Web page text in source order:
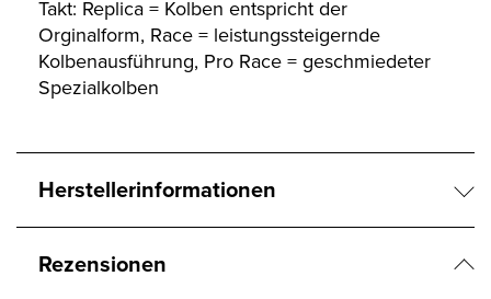
Takt: Replica = Kolben entspricht der
Orginalform, Race = leistungssteigernde
Kolbenausführung, Pro Race = geschmiedeter
Spezialkolben
Herstellerinformationen
Rezensionen